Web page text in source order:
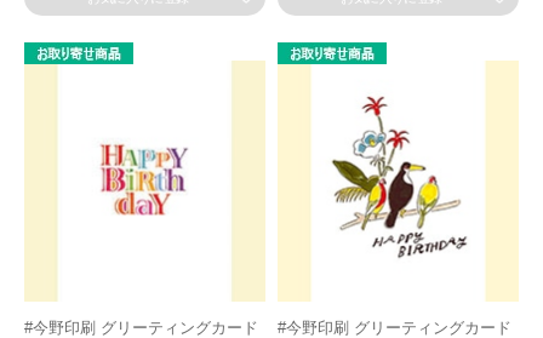
#今野印刷 グリーティングカード
#今野印刷 グリーティングカード